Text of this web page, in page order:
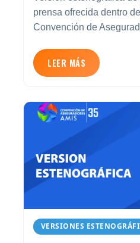
prensa ofrecida dentro
Convención de
LEER MÁS
VERSIONES